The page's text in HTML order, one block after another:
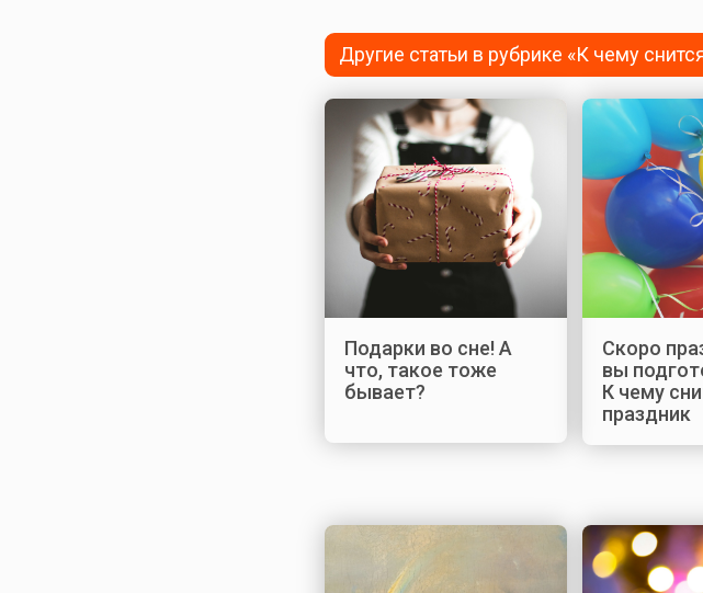
Другие статьи в рубрике «К чему
Подарки во сне! А
что, такое тоже
бывает?
Скоро
вы
К чему
праздник